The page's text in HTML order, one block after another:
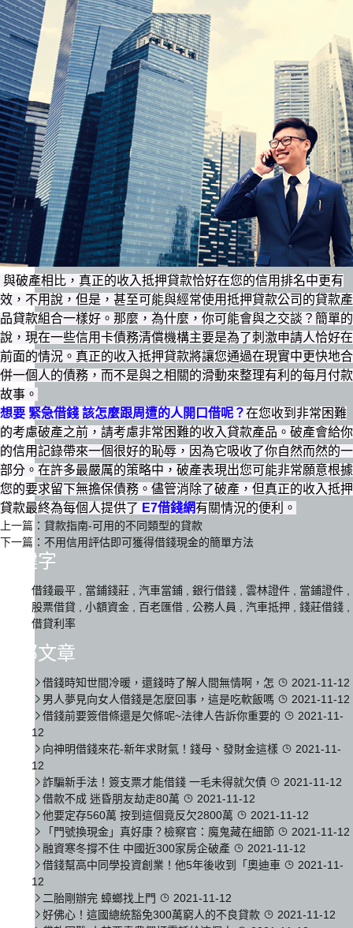
與破產相比，真正的收入抵押貸款恰好在您的信用排名中更有
效，不用說，但是，甚至可能與經常使用抵押貸款公司的貸款產
品貸款組合一樣好。那麼，為什麼，你可能會與之交談？簡單的
說，現在一些信用卡債務清償機構主要是為了刺激申請人恰好在
前面的情況。真正的收入抵押貸款將讓您通過在現實中更快地合
併一個人的債務，而不是與之相關的滑動來整理有利的每月付款
故事。
想要 緊急借錢 該怎麼跟周遭的人開口借呢？在您收到非常困難
的考慮破產之前，請考慮非常困難的收入貸款產品。破產會給你
的信用記錄帶來一個很好的恥辱，因為它吸收了你自然而然的一
部分。在許多最嚴厲的策略中，破產表現出您可能非常願意根據
您的要求留下無擔保債務。儘管消除了破產，但真正的收入抵押
貸款最終為每個人提供了 E7借錢網有關情況的便利。
上一篇： 貸款指南-可用的不同類型的貸款
下一篇： 不用信用評估即可獲得借錢現金的簡單方法
關鍵字
借錢最平 當鋪錢莊 汽車當鋪 銀行借錢 雲林證件 當鋪證件
股票借貸
小額資金 百老匯借 公務人員 汽車抵押 錢莊借錢
借貸利率
全部文章
借錢時知世間冷暖，還錢時了解人間無情啊，怎
2021-11-12
男人夢見向女人借錢是怎麼回事，這是吃軟飯嗎
2021-11-12
借錢前要簽借條還是欠條呢~法律人告訴你重要的
2021-11-
12
向神明借錢來花-新年求財氣！錢母、發財金這樣
2021-11-
12
詐騙新手法！簽支票才能借錢 一毛未得就欠債
2021-11-12
借款不成 迷昏朋友劫走80萬
2021-11-12
他要定存560萬 按到這個竟反欠2800萬
2021-11-12
「門號換現金」真好康？檢察官：魔鬼藏在細節
2021-11-12
融資寒冬撐不住 中國近300家房企破產
2021-11-12
借錢幫高中同學投資創業！他5年後收到「奧迪車
2021-11-
12
二胎剛辦完 蟑螂找上門
2021-11-12
好佛心！這國總統豁免300萬窮人的不良貸款
2021-11-12